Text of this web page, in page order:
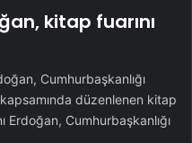
kitap fuarını
Cumhurbaşkanlığı
düzenlenen kitap
Erdoğan, Cumhurbaşkanlığı